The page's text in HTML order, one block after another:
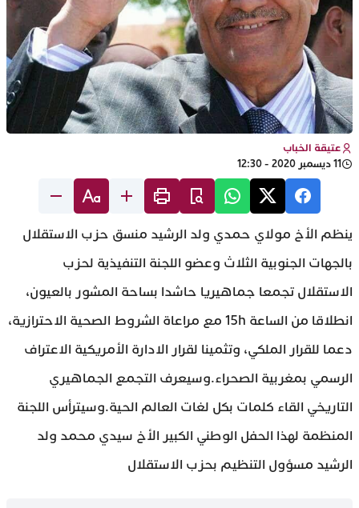
عتيقة الخباب
11 ديسمبر 2020 - 12:30
ينظم الأخ مولاي حمدي ولد الرشيد منسق حزب الاستقلال
بالجهات الجنوبية الثلاث وعضو اللجنة التنفيذية لحزب
الاستقلال تجمعا جماهيريا حاشدا بساحة المشور بالعيون،
انطلاقا من الساعة 15h مع مراعاة الشروط الصحية الاحترازية،
دعما للقرار الملكي، وتثمينا لقرار الادارة الأمريكية الاعتراف
الرسمي بمغربية الصحراء.وسيعرف التجمع الجماهيري
التاريخي القاء كلمات بكل لغات العالم الحية.وسيترأس اللجنة
المنظمة لهذا الحفل الوطني الكبير الأخ سيدي محمد ولد
الرشيد مسؤول التنظيم بحزب الاستقلال